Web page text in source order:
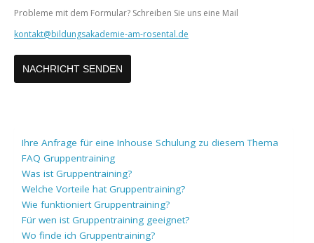
Probleme mit dem Formular? Schreiben Sie uns eine Mail
kontakt@bildungsakademie-am-rosental.de
Ihre Anfrage für eine Inhouse Schulung zu diesem Thema
FAQ Gruppentraining
Was ist Gruppentraining?
Welche Vorteile hat Gruppentraining?
Wie funktioniert Gruppentraining?
Für wen ist Gruppentraining geeignet?
Wo finde ich Gruppentraining?